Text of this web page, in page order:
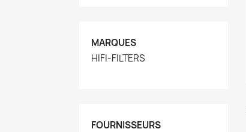
MARQUES
HIFI-FILTERS
FOURNISSEURS